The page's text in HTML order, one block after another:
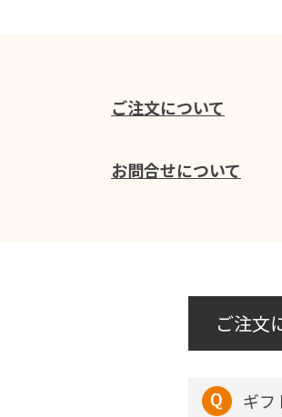
ご注文について
お問合せについて
ご注文
ギフ